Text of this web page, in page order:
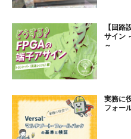
【回路
サイン
～
実務に
フォー